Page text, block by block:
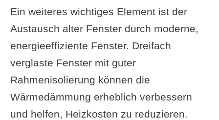
Ein weiteres wichtiges Element ist der
Austausch alter Fenster durch moderne,
energieeffiziente Fenster. Dreifach
verglaste Fenster mit guter
Rahmenisolierung können die
Wärmedämmung erheblich verbessern
und helfen, Heizkosten zu reduzieren.